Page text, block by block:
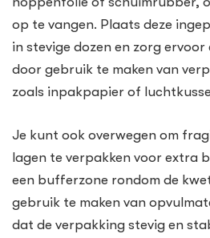
op te vangen. Plaats deze
in stevige dozen en zorg
door gebruik te maken van
zoals inpakpapier of
Je kunt ook overwegen om
lagen te verpakken voor extra
een bufferzone rondom de
gebruik te maken van
dat de verpakking stevig en